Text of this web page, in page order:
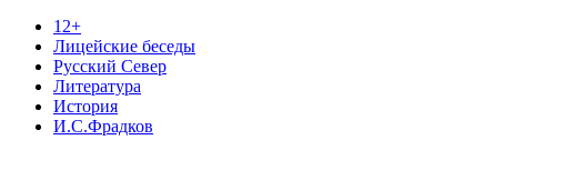
12+
Лицейские беседы
Русский Север
Литература
История
И.С.Фрадков